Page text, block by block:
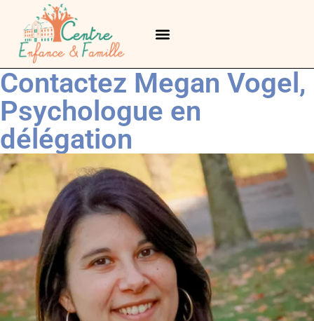
Contactez Megan Vogel,
Psychologue en
délégation